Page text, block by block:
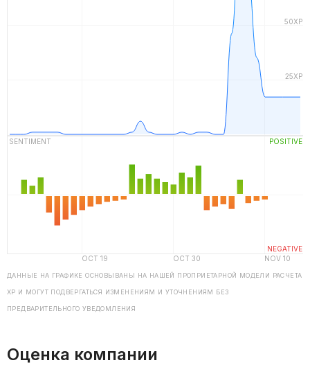
ДАННЫЕ НА ГРАФИКЕ ОСНОВЫВАНЫ НА НАШЕЙ ПРОПРИЕТАРНОЙ МОДЕЛИ РАСЧЕТА
ХP И МОГУТ ПОДВЕРГАТЬСЯ ИЗМЕНЕНИЯМ И УТОЧНЕНИЯМ БЕЗ
ПРЕДВАРИТЕЛЬНОГО УВЕДОМЛЕНИЯ
Оценка компании